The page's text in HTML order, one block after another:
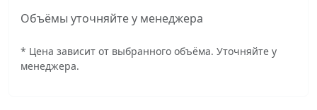
Объёмы уточняйте у менеджера
* Цена зависит от выбранного объёма. Уточняйте у
менеджера.